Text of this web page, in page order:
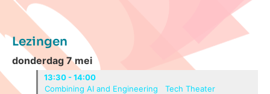
Lezingen
donderdag 7 mei
13:30 - 14:00
Combining AI and Engineering
Tech Theater